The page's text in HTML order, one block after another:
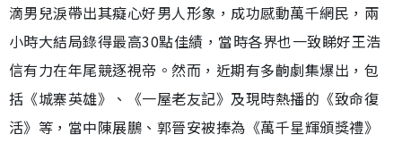
滴男兒淚帶出其癡心好男人形象，成功感動萬千網民，兩
小時大結局錄得最高30點佳績，當時各界也一致睇好王浩
信有力在年尾競逐視帝。然而，近期有多齣劇集爆出，包
括《城寨英雄》、《一屋老友記》及現時熱播的《致命復
活》等，當中陳展鵬、郭晉安被捧為《萬千星輝頒獎禮》